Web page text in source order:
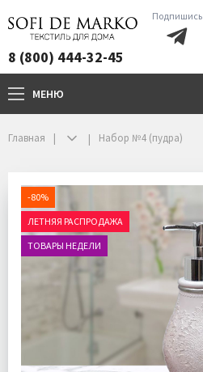
8 (800) 444-32-45
Подпишись
МЕНЮ
Главная Набор №4 (пудра)
-80%
ЛЕТНЯЯ РАСПРОДАЖА
ТОВАРЫ НЕДЕЛИ